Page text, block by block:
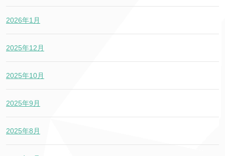
2026年1月
2025年12月
2025年10月
2025年9月
2025年8月